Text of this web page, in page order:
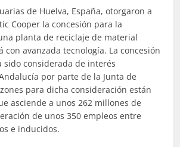
de Huelva, España, otorgaron a
Cooper la concesión para la
planta de reciclaje de material
con avanzada tecnología. La concesión
considerada de interés
por parte de la Junta de
para dicha consideración están
asciende a unos 262 millones de
de unos 350 empleos entre
e inducidos.